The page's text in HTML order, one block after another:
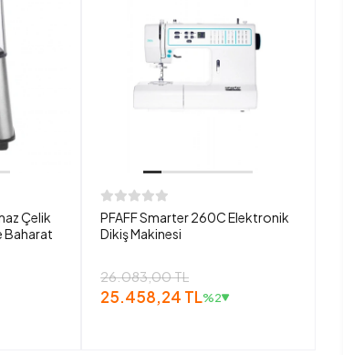
Çelik
Baharat
PFAFF Smarter 260C Elektronik
Dikiş Makinesi
26.083,00 TL
25.458,24 TL%2